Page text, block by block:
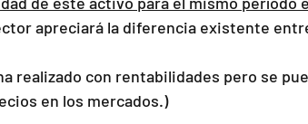
apreciará la diferencia existente
realizado con rentabilidades pero se
en los mercados.)